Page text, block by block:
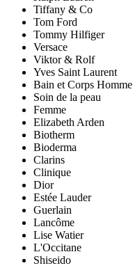
Tiffany & Co
Tom Ford
Tommy Hilfiger
Versace
Viktor & Rolf
Yves Saint Laurent
Bain et Corps Homme
Soin de la peau
Femme
Elizabeth Arden
Biotherm
Bioderma
Clarins
Clinique
Dior
Estée Lauder
Guerlain
Lancôme
Lise Watier
L'Occitane
Shiseido